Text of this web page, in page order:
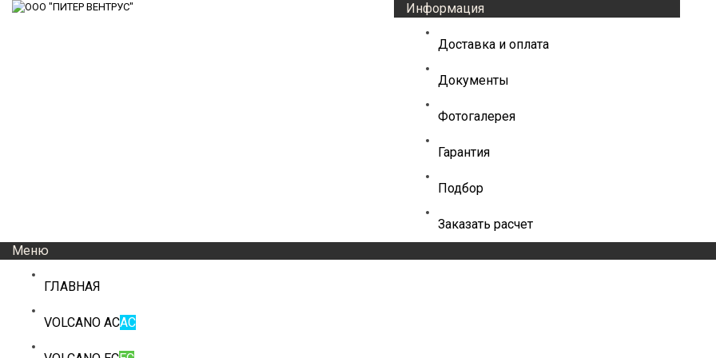
Информация
Доставка и оплата
Документы
Фотогалерея
Гарантия
Подбор
Заказать расчет
Меню
ГЛАВНАЯ
VOLCANO ACAC